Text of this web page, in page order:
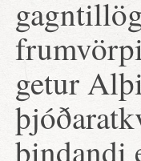
getur
bindandi